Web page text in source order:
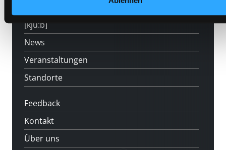
[kju:b]
News
Veranstaltungen
Standorte
Feedback
Kontakt
Über uns